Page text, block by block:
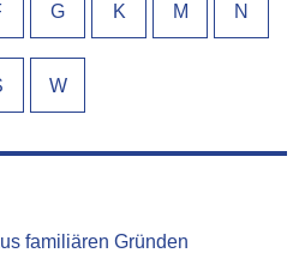
G K M N
W
familiären Gründen